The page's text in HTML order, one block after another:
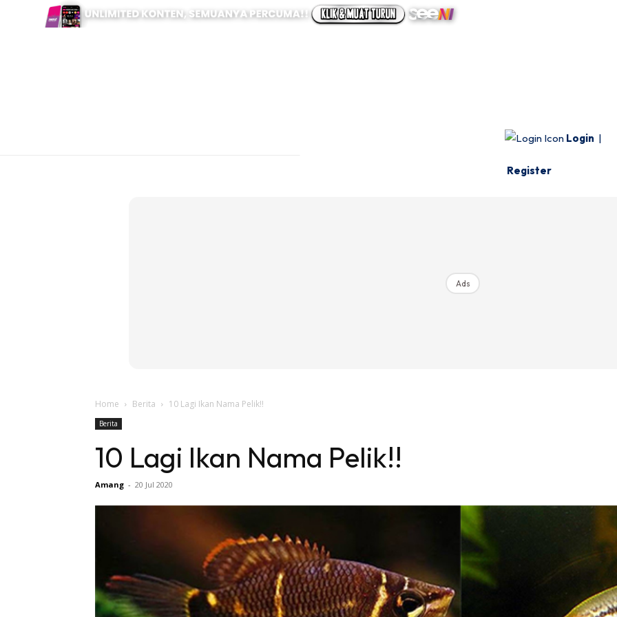
Login |
Register
Ads
Home Berita 10 Lagi Ikan Nama Pelik!!
Berita
10 Lagi Ikan Nama Pelik!!
Amang - 20 Jul 2020